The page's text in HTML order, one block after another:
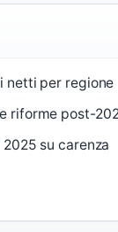
netti per regione
riforme post-
su carenza